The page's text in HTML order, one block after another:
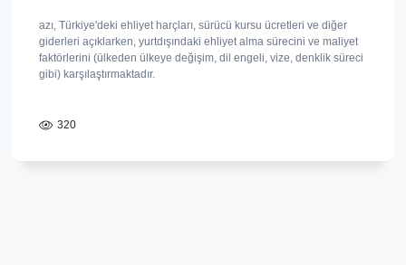
azı, Türkiye'deki ehliyet harçları, sürücü kursu ücretleri ve diğer
giderleri açıklarken, yurtdışındaki ehliyet alma sürecini ve maliyet
faktörlerini (ülkeden ülkeye değişim, dil engeli, vize, denklik süreci
gibi) karşılaştırmaktadır.
320